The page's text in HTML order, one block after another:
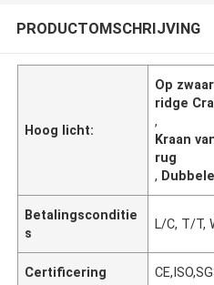
PRODUCTOMSCHRIJVING
Hoog licht:
Op
ridge
,
Kraan
rug
,
Betalingsconditie
s
L/C, T/T,
Certificering